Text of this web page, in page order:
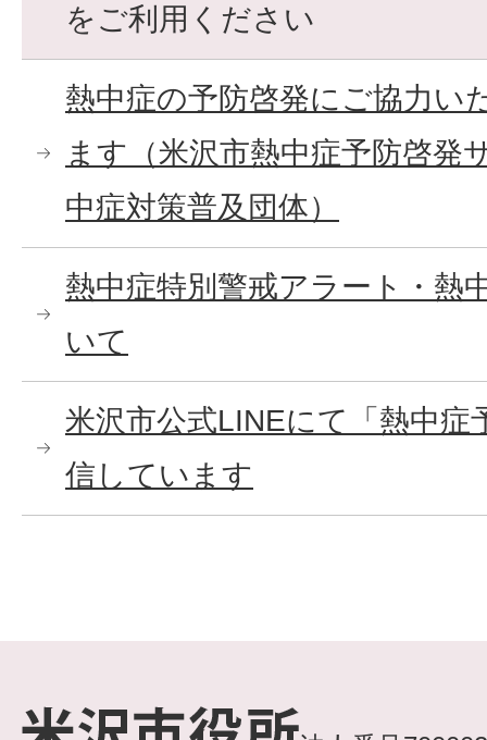
をご利用ください
熱中症の予防啓発にご協力い
ます（米沢市熱中症予防啓発
中症対策普及団体）
熱中症特別警戒アラート・熱
いて
米沢市公式LINEにて「熱中症
信しています